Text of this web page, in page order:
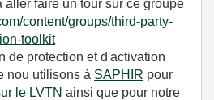
aller faire un tour sur ce groupe
content/groups/third-party-
toolkit
de protection et d'activation
nou utilisons à SAPHIR pour
le LVTN ainsi que pour notre